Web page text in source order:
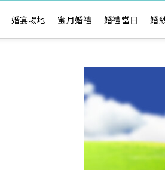
婚宴場地 蜜月婚禮 婚禮當日 婚